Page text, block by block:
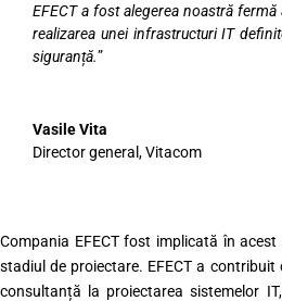
EFECT a fost alegerea noastră
realizarea unei infrastructuri IT
siguranță.”
Vasile Vita
Director general ,Vitacom
Compania EFECT fost implicată în
stadiul de proiectare. EFECT a contribuit
consultanță la proiectarea sistemelor